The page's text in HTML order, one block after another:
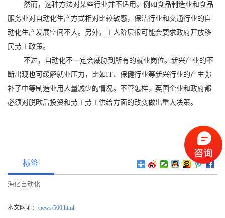
然而，这种方法对某些行业并不适用。例如食品制造业和食品
服务业对自动化生产方式相对比较敏感，保洁行业和交通行业的自
动化生产发展空间不大。另外，工人阶层很可能会要求政府开放移
民劳工政策。
不过，自动化不一定会威胁到所有的就业岗位。新兴产业的不
断出现也可缓解就业压力，比如IT、保健行业等新兴行业的产生弥
补了中等制造业用人量减少的情况。不管怎样，英国企业和政府都
必须对脱欧后投资和劳工劳工供给方面的改变做出重大决策。
标签
海亿自动化
本文网址： /news/500.html